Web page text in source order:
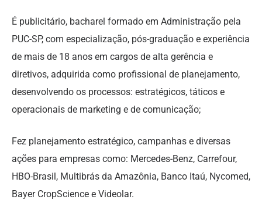
É publicitário, bacharel formado em Administração pela
PUC-SP, com especialização, pós-graduação e experiência
de mais de 18 anos em cargos de alta gerência e
diretivos, adquirida como profissional de planejamento,
desenvolvendo os processos: estratégicos, táticos e
operacionais de marketing e de comunicação;
Fez planejamento estratégico, campanhas e diversas
ações para empresas como: Mercedes-Benz, Carrefour,
HBO-Brasil, Multibrás da Amazônia, Banco Itaú, Nycomed,
Bayer CropScience e Videolar.